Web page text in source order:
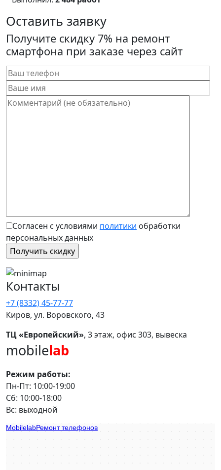
Оставить заявку
Получите скидку 7% на ремонт
смартфона при заказе через сайт
Согласен с условиями политики обработки
персональных данных
Контакты
+7 (8332) 45-77-77
Киров, ул. Воровского, 43
ТЦ «Европейский», 3 этаж, офис 303, вывеска
mobilelab
Режим работы:
Пн-Пт: 10:00-19:00
Сб: 10:00-18:00
Вс: выходной